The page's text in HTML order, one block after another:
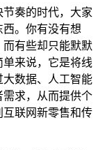
奏的时代，大家
。你有没有想
有些却只能默默
来说，它是将线
大数据、人工智能
求，从而提供个
联网新零售和传